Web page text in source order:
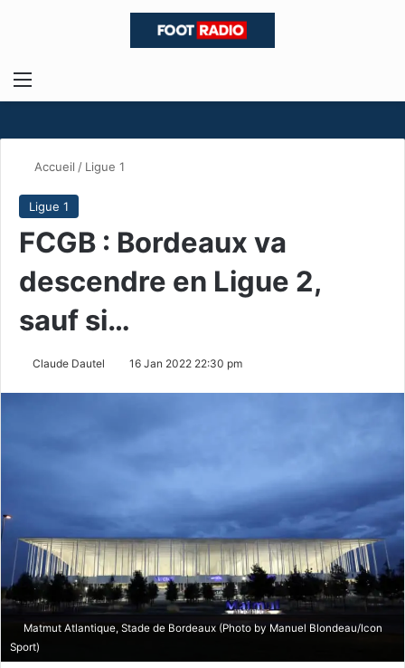
Menu
Accueil / Ligue 1
Ligue 1
FCGB : Bordeaux va
descendre en Ligue 2,
sauf si…
Claude Dautel 16 Jan 2022 22:30 pm
Matmut Atlantique, Stade de Bordeaux (Photo by Manuel Blondeau/Icon
Sport)